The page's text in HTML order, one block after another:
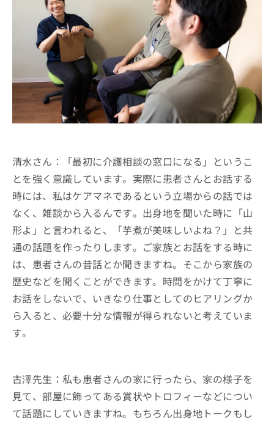
清水さん：「最初に介護相談の窓口になる」というこ
とを強く意識しています。実際に患者さんとお話する
時には、私はケアマネであるという立場からの話では
なく、雑談から入るんです。出身地を聞いた時に「山
形よ」と言われると、「芋煮が美味しいよね？」と共
通の話題を作ったりします。ご家族とお話をする時に
は、患者さんの昔話とか聞きますね。そこから家族の
歴史などを聞くことができます。時間をかけて丁寧に
お話をしないで、いきなり仕事としてのヒアリングか
ら入ると、必要十分な情報が得られないと考えていま
す。
古澤先生：私も患者さんの家に行ったら、家の様子を
見て、部屋に飾ってある賞状やトロフィーなどについ
て話題にしていきますね。もちろん出身地トークもし